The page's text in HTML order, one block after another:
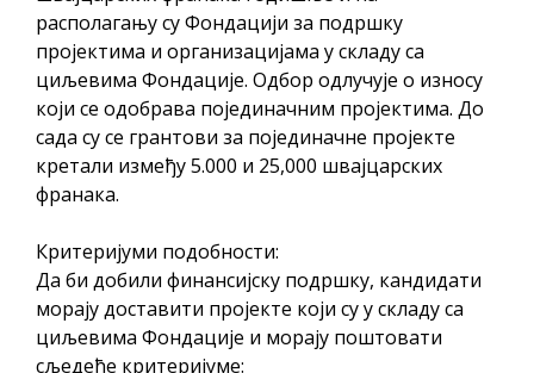
располагању су Фондацији за подршку
пројектима и организацијама у складу са
циљевима Фондације. Одбор одлучује о износу
који се одобрава појединачним пројектима. До
сада су се грантови за појединачне пројекте
кретали између 5.000 и 25,000 швајцарских
франака.
Критеријуми подобности:
Да би добили финансијску подршку, кандидати
морају доставити пројекте који су у складу са
циљевима Фондације и морају поштовати
сљедеће критеријуме: